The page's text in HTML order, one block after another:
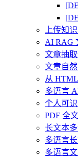
上传知
AI RAG
文章抽
文章自
从
多语言
个人可
PDF 全
长文本
多语言
多语言